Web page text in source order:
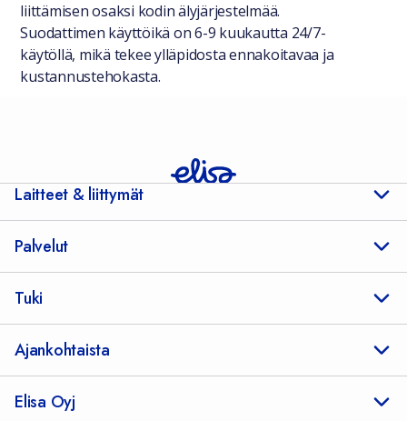
liittämisen osaksi kodin älyjärjestelmää.
Suodattimen käyttöikä on 6-9 kuukautta 24/7-
käytöllä, mikä tekee ylläpidosta ennakoitavaa ja
kustannustehokasta.
Laitteet & liittymät
Palvelut
Tuki
Ajankohtaista
Elisa Oyj